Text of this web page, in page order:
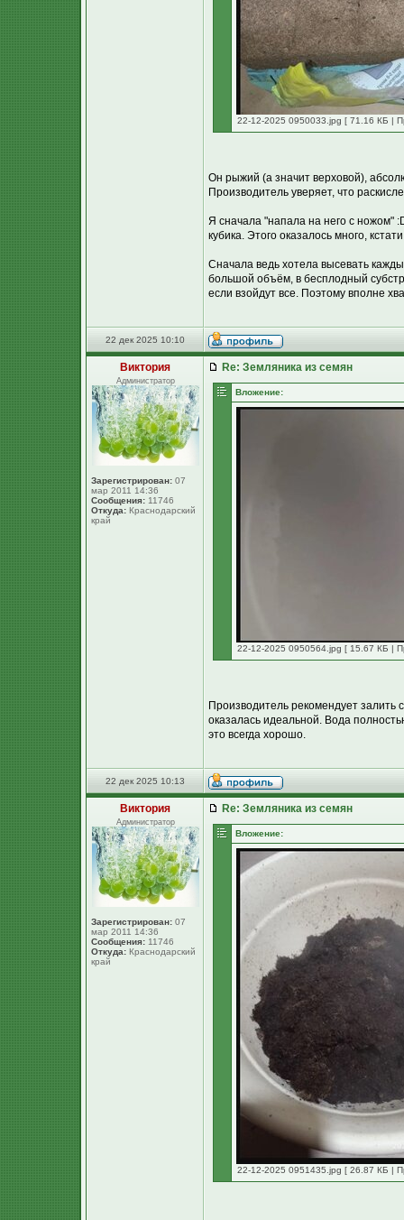
22-12-2025 0950033.jpg [ 71.16 КБ |
Он рыжий (а значит верховой),
Производитель уверяет, что
Я сначала "напала на него с ножом"
кубика. Этого оказалось много,
Сначала ведь хотела высевать
большой объём, в бесплодный
если взойдут все. Поэтому вполне
22 дек 2025 10:10
Виктория
Администратор
Зарегистрирован: 07
мар 2011 14:36
Сообщения: 11746
Откуда: Краснодарский
край
Re: Земляника из семян
Вложение:
22-12-2025 0950564.jpg [ 15.67 КБ |
Производитель рекомендует залить
оказалась идеальной. Вода
это всегда хорошо.
22 дек 2025 10:13
Виктория
Администратор
Зарегистрирован: 07
мар 2011 14:36
Сообщения: 11746
Откуда: Краснодарский
край
Re: Земляника из семян
Вложение:
22-12-2025 0951435.jpg [ 26.87 КБ |